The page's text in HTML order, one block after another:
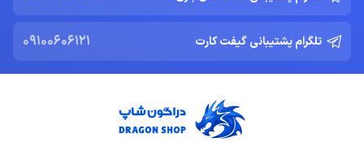
تلگرام پشتیبانی گیفت کارت 09100606121